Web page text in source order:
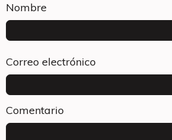
Nombre
Correo electrónico
Comentario